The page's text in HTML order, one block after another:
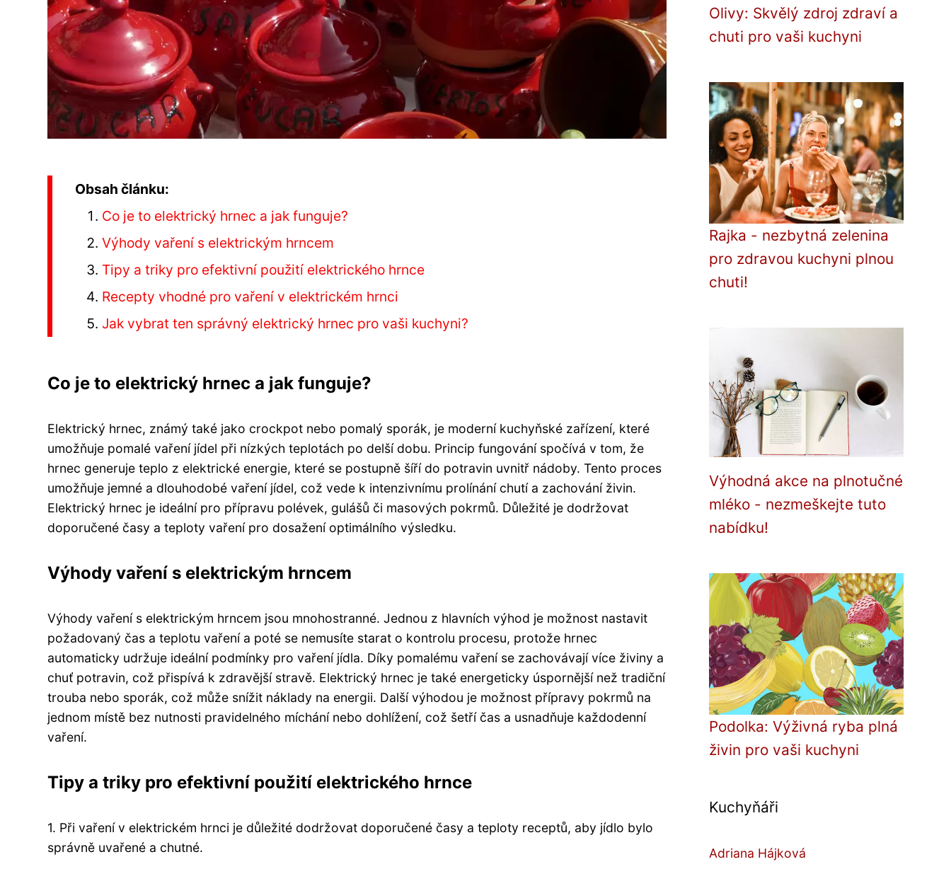
Obsah článku:
Co je to elektrický hrnec a jak funguje?
Výhody vaření s elektrickým hrncem
Tipy a triky pro efektivní použití elektrického hrnce
Recepty vhodné pro vaření v elektrickém hrnci
Jak vybrat ten správný elektrický hrnec pro vaši kuchyni?
Co je to elektrický hrnec a jak funguje?
Elektrický hrnec, známý také jako crockpot nebo pomalý sporák, je moderní kuchyňské zařízení, které
umožňuje pomalé vaření jídel při nízkých teplotách po delší dobu. Princip fungování spočívá v tom, že
hrnec generuje teplo z elektrické energie, které se postupně šíří do potravin uvnitř nádoby. Tento proces
umožňuje jemné a dlouhodobé vaření jídel, což vede k intenzivnímu prolínání chutí a zachování živin.
Elektrický hrnec je ideální pro přípravu polévek, gulášů či masových pokrmů. Důležité je dodržovat
doporučené časy a teploty vaření pro dosažení optimálního výsledku.
Výhody vaření s elektrickým hrncem
Výhody vaření s elektrickým hrncem jsou mnohostranné. Jednou z hlavních výhod je možnost nastavit
požadovaný čas a teplotu vaření a poté se nemusíte starat o kontrolu procesu, protože hrnec
automaticky udržuje ideální podmínky pro vaření jídla. Díky pomalému vaření se zachovávají více živiny a
chuť potravin, což přispívá k zdravější stravě. Elektrický hrnec je také energeticky úspornější než tradiční
trouba nebo sporák, což může snížit náklady na energii. Další výhodou je možnost přípravy pokrmů na
jednom místě bez nutnosti pravidelného míchání nebo dohlížení, což šetří čas a usnadňuje každodenní
vaření.
Tipy a triky pro efektivní použití elektrického hrnce
1. Při vaření v elektrickém hrnci je důležité dodržovat doporučené časy a teploty receptů, aby jídlo bylo
správně uvařené a chutné.
Olivy: Skvělý zdroj zdraví a
chuti pro vaši kuchyni
Rajka - nezbytná zelenina
pro zdravou kuchyni plnou
chuti!
Výhodná akce na plnotučné
mléko - nezmeškejte tuto
nabídku!
Podolka: Výživná ryba plná
živin pro vaši kuchyni
Kuchyňáři
Adriana Hájková